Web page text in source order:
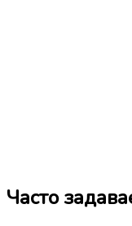
Часто